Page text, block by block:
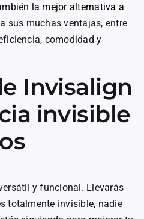
la mejor alternativa a
sus muchas ventajas, entre
comodidad y
Invisalign
invisible
y funcional. Llevarás
totalmente invisible, nadie